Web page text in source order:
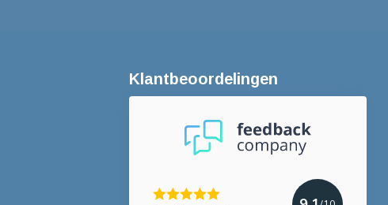
Klantbeoordelingen